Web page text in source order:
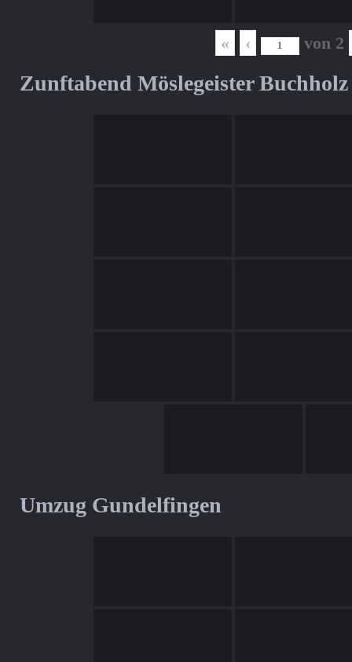
« ‹ von 2
Zunftabend Möslegeister Buchholz
Umzug Gundelfingen